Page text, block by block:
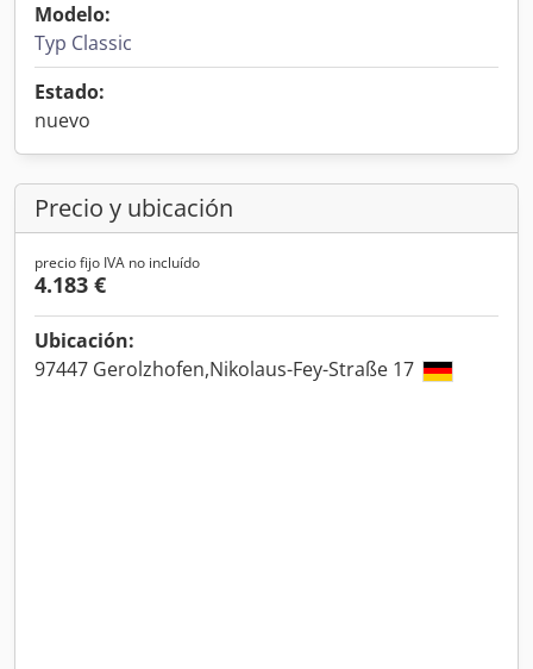
Modelo:
Typ Classic
Estado:
nuevo
Precio y ubicación
precio fijo IVA no incluído
4.183 €
Ubicación:
97447 Gerolzhofen,Nikolaus-Fey-Straße 17